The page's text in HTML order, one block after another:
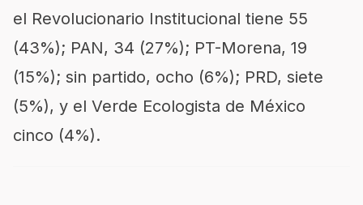
el Revolucionario Institucional tiene 55
(43%); PAN, 34 (27%); PT-Morena, 19
(15%); sin partido, ocho (6%); PRD, siete
(5%), y el Verde Ecologista de México
cinco (4%).